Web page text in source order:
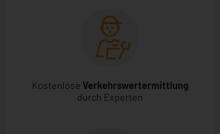
Kostenlose Verkehrswertermittlung
durch Experten